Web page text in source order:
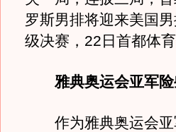
罗斯男排将迎来美国
级决赛，22日首都体育
雅典奥运会亚军
作为雅典奥运会亚